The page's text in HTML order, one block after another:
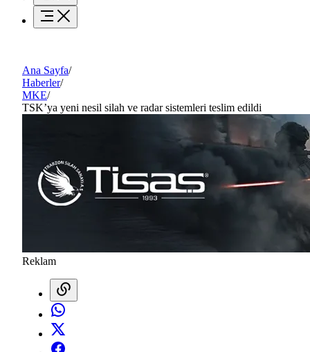
Ana Sayfa/
Haberler/
MKE/
TSK’ya yeni nesil silah ve radar sistemleri teslim edildi
Reklam